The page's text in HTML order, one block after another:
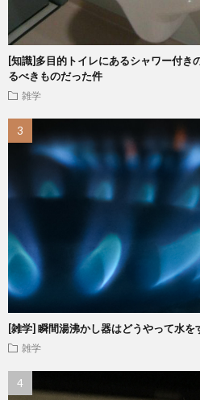
[知識]多目的トイレにあるシャワー付き
るべきものだった件
雑学
[雑学] 瞬間湯沸かし器はどうやって水を
雑学